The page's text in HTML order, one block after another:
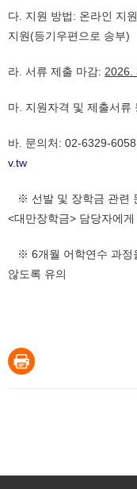
다. 지원 방법: 온라인 지
지원(등기우편으로 송부)
라. 서류 제출 마감: 2026.
마. 지원자격 및 제출서류
바. 문의처: 02-6329-
v.tw
※ 선발 및 장학금 관련
<대만장학금> 담당자에게
※ 6개월 어학연수 과정
않도록 유의